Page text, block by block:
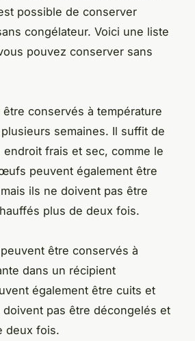
possible de conserver
congélateur. Voici une liste
pouvez conserver sans
conservés à température
semaines. Il suffit de
frais et sec, comme le
peuvent également être
ils ne doivent pas être
plus de deux fois.
être conservés à
dans un récipient
également être cuits et
pas être décongelés et
deux fois.